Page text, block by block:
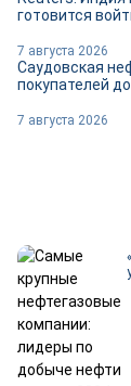
готовится
7 августа 2026
Саудовская
покупателей
7 августа 2026